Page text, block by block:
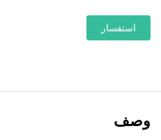
استفسار
وصف